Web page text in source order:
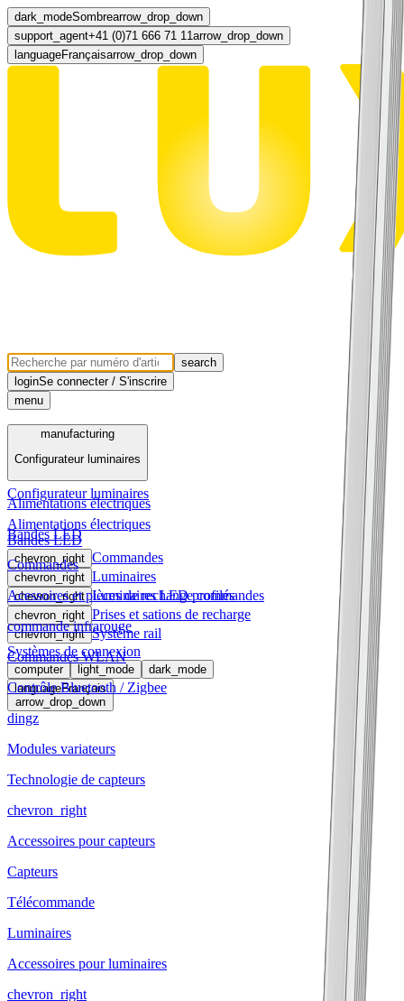
dark_modeSombrearrow_drop_down
support_agent+41 (0)71 666 71 11arrow_drop_down
languageFrançaisarrow_drop_down
search
loginSe connecter / S'inscrire
menu
Menu
manufacturing
Configurateur luminaires
Alimentations électriques
Bandes LED
chevron_right Commandes
chevron_right Luminaires
chevron_right Luminaires LED profilés
chevron_right Prises et sations de recharge
chevron_right Système rail
Systèmes de connexion
computer light_mode
dark_mode
languageFrançais
arrow_drop_down
manufacturing
Configurateur luminaires
Alimentations électriques
Bandes LED
Commandes
Acessoires et pièces de rechange commandes
commande infrarouge
Commandes WLAN
Contrôle Bluetooth / Zigbee
dingz
Modules variateurs
Technologie de capteurs
chevron_right
Accessoires pour capteurs
Capteurs
Télécommande
Luminaires
Accessoires pour luminaires
chevron_right